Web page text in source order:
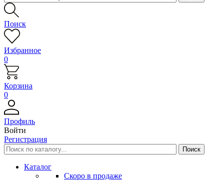
Поиск
Избранное
0
Корзина
0
Профиль
Войти
Регистрация
Каталог
Скоро в продаже